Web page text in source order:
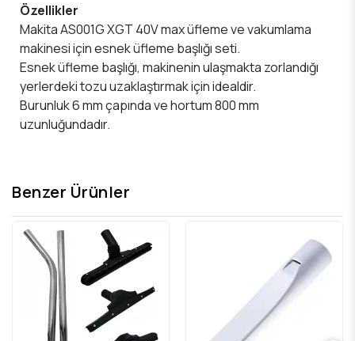
Özellikler
Makita AS001G XGT 40V max üfleme ve vakumlama
makinesi için esnek üfleme başlığı seti.
Esnek üfleme başlığı, makinenin ulaşmakta zorlandığı
yerlerdeki tozu uzaklaştırmak için idealdir.
Burunluk 6 mm çapında ve hortum 800 mm
uzunluğundadır.
Benzer Ürünler